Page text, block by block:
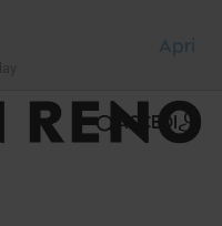
Apri
ACCEDI